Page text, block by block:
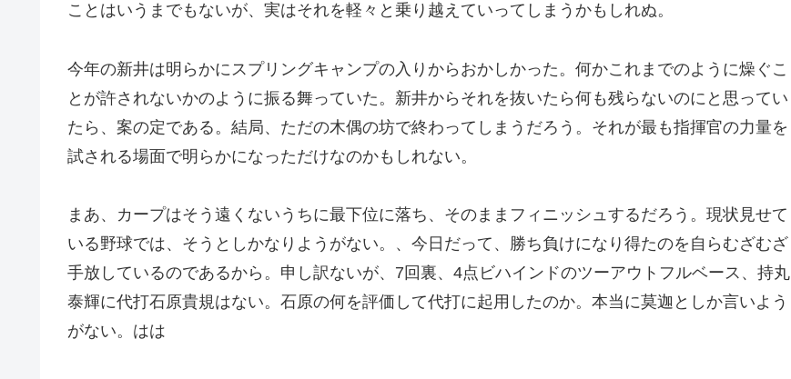
ことはいうまでもないが、実はそれを軽々と乗り越えていってしまうかもしれぬ。
今年の新井は明らかにスプリングキャンプの入りからおかしかった。何かこれまでのように燥ぐこ
とが許されないかのように振る舞っていた。新井からそれを抜いたら何も残らないのにと思ってい
たら、案の定である。結局、ただの木偶の坊で終わってしまうだろう。それが最も指揮官の力量を
試される場面で明らかになっただけなのかもしれない。
まあ、カープはそう遠くないうちに最下位に落ち、そのままフィニッシュするだろう。現状見せて
いる野球では、そうとしかなりようがない。、今日だって、勝ち負けになり得たのを自らむざむざ
手放しているのであるから。申し訳ないが、7回裏、4点ビハインドのツーアウトフルベース、持丸
泰輝に代打石原貴規はない。石原の何を評価して代打に起用したのか。本当に莫迦としか言いよう
がない。はは